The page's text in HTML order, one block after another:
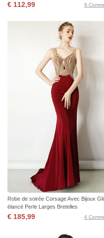
€ 112,99 9
Robe de soirée Corsage Avec Bijoux
élancé Perle Larges Bretelles
€ 185,99 4